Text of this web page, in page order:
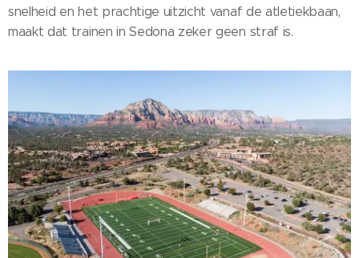
snelheid en het prachtige uitzicht vanaf de atletiekbaan,
maakt dat trainen in Sedona zeker geen straf is.